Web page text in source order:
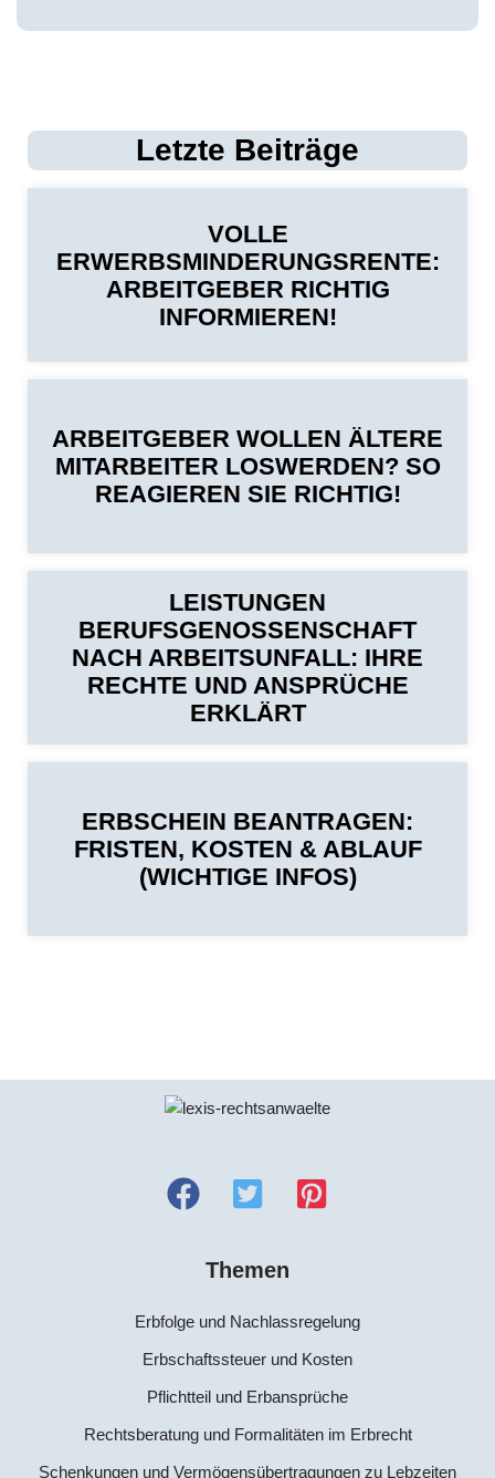
Letzte Beiträge
VOLLE
ERWERBSMINDERUNGSRENTE:
ARBEITGEBER RICHTIG
INFORMIEREN!
ARBEITGEBER WOLLEN ÄLTERE
MITARBEITER LOSWERDEN? SO
REAGIEREN SIE RICHTIG!
LEISTUNGEN
BERUFSGENOSSENSCHAFT
NACH ARBEITSUNFALL: IHRE
RECHTE UND ANSPRÜCHE
ERKLÄRT
ERBSCHEIN BEANTRAGEN:
FRISTEN, KOSTEN & ABLAUF
(WICHTIGE INFOS)
Themen
Erbfolge und Nachlassregelung
Erbschaftssteuer und Kosten
Pflichtteil und Erbansprüche
Rechtsberatung und Formalitäten im Erbrecht
Schenkungen und Vermögensübertragungen zu Lebzeiten